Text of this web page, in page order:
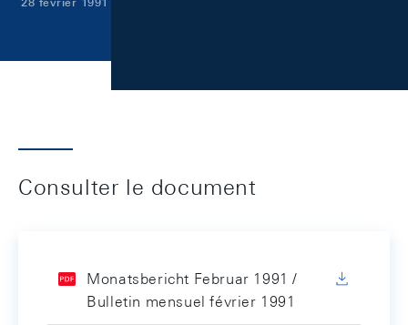
Consulter le document
Monatsbericht Februar 1991 /
Bulletin mensuel février 1991